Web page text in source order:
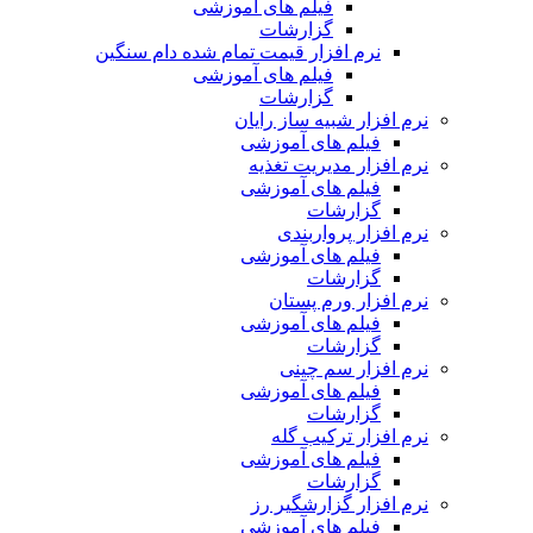
فیلم های آموزشی
گزارشات
نرم افزار قیمت تمام شده دام سنگین
فیلم های آموزشی
گزارشات
نرم افزار شبیه ساز رایان
فیلم های آموزشی
نرم افزار مدیریت تغذیه
فیلم های آموزشی
گزارشات
نرم افزار پرواربندی
فیلم های آموزشی
گزارشات
نرم افزار ورم پستان
فیلم های آموزشی
گزارشات
نرم افزار سم چینی
فیلم های آموزشی
گزارشات
نرم افزار ترکیب گله
فیلم های آموزشی
گزارشات
نرم افزار گزارشگیر رز
فیلم های آموزشی